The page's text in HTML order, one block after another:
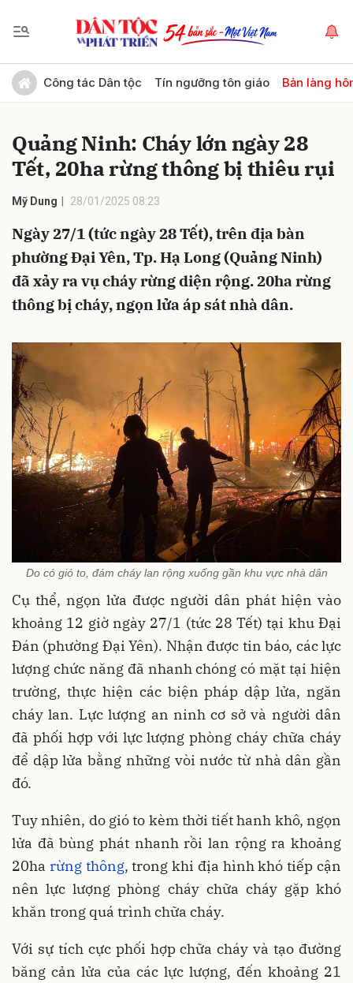
Công tác Dân tộc Tín ngưỡng tôn giáo Bản làng
Quảng Ninh: Cháy lớn ngày 28
Tết, 20ha rừng thông bị thiêu rụi
Mỹ Dung 28/01/2025 08:23
Ngày 27/1 (tức ngày 28 Tết), trên địa bàn
phường Đại Yên, Tp. Hạ Long (Quảng Ninh)
đã xảy ra vụ cháy rừng diện rộng. 20ha rừng
thông bị cháy, ngọn lửa áp sát nhà dân.
Do có gió to, đám cháy lan rộng xuống gần khu vực nhà dân
Cụ thể, ngọn lửa được người dân phát hiện vào
khoảng 12 giờ ngày 27/1 (tức 28 Tết) tại khu Đại
Đán (phường Đại Yên). Nhận được tin báo, các lực
lượng chức năng đã nhanh chóng có mặt tại hiện
trường, thực hiện các biện pháp dập lửa, ngăn
cháy lan. Lực lượng an ninh cơ sở và người dân
đã phối hợp với lực lượng phòng cháy chữa cháy
để dập lửa bằng những vòi nước từ nhà dân gần
đó.
Tuy nhiên, do gió to kèm thời tiết hanh khô, ngọn
lửa đã bùng phát nhanh rồi lan rộng ra khoảng
20ha rừng thông, trong khi địa hình khó tiếp cận
nên lực lượng phòng cháy chữa cháy gặp khó
khăn trong quá trình chữa cháy.
Với sự tích cực phối hợp chữa cháy và tạo đường
băng cản lửa của các lực lượng, đến khoảng 21
Gửi bình luận
Hủy